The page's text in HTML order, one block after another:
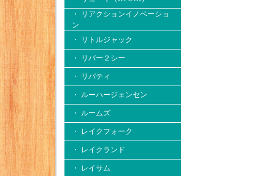
・ リアクションイノベーショ
ン
・ リトルジャック
・ リバー２シー
・ リバティ
・ ルーハージェンセン
・ ルームズ
・ レイクフォーク
・ レイクランド
・ レイサム